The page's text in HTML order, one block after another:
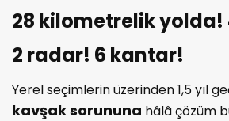
28 kilometrelik yolda!
2 radar! 6 kantar!
Yerel seçimlerin üzerinden 1,5 yıl
kavşak sorununa hâlâ çözüm